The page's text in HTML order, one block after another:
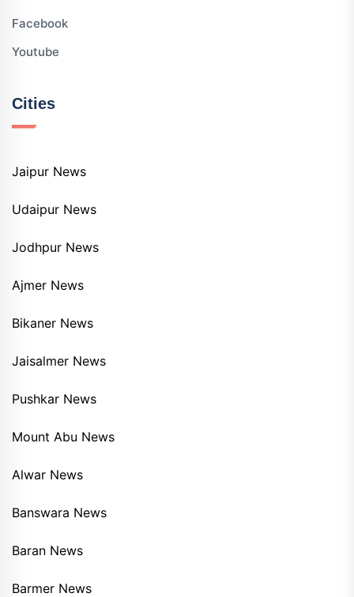
Facebook
Youtube
Cities
Jaipur News
Udaipur News
Jodhpur News
Ajmer News
Bikaner News
Jaisalmer News
Pushkar News
Mount Abu News
Alwar News
Banswara News
Baran News
Barmer News